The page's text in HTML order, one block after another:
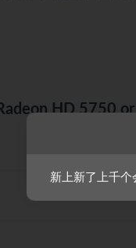
HD 5750
新上新了上千